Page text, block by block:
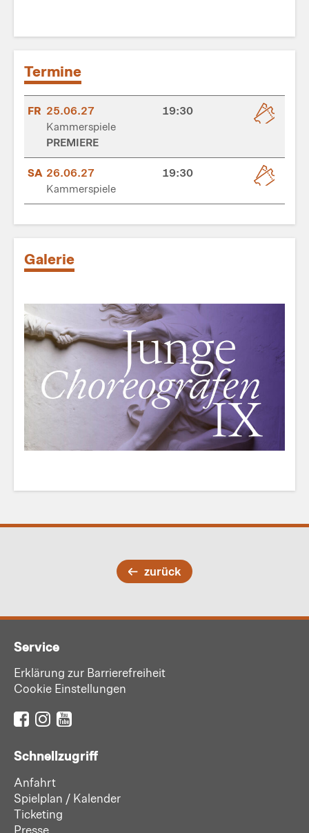
Termine
FR 25.06.27
19:30
Kammerspiele
PREMIERE
SA 26.06.27
19:30
Kammerspiele
Galerie
zurück
Service
Erklärung zur Barrierefreiheit
Cookie Einstellungen
Schnellzugriff
Anfahrt
Spielplan / Kalender
Ticketing